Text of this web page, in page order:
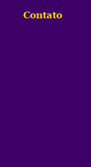
Contato